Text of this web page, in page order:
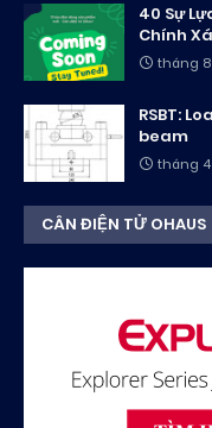
40 Sự
Chính
tháng 8
RSBT:
beam
tháng
CÂN ĐIỆN TỬ OHAUS